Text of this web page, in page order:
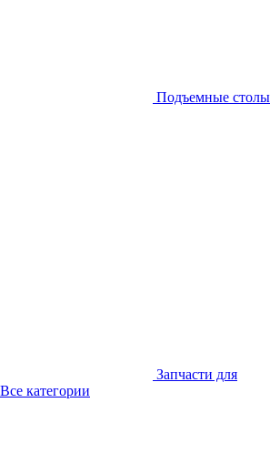
Подъемные столы
Запчасти для
Все категории